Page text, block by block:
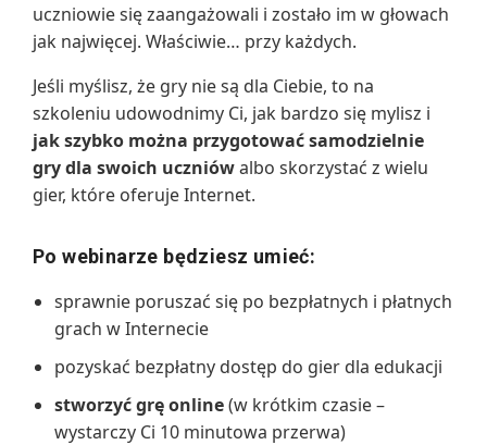
uczniowie się zaangażowali i zostało im w głowach
jak najwięcej. Właściwie… przy każdych.
Jeśli myślisz, że gry nie są dla Ciebie, to na
szkoleniu udowodnimy Ci, jak bardzo się mylisz i
jak szybko można przygotować samodzielnie
gry dla swoich uczniówalbo skorzystać z wielu
gier, które oferuje Internet.
Po webinarze będziesz umieć:
sprawnie poruszać się po bezpłatnych i płatnych
grach w Internecie
pozyskać bezpłatny dostęp do gier dla edukacji
stworzyć grę online(w krótkim czasie –
wystarczy Ci 10 minutowa przerwa)